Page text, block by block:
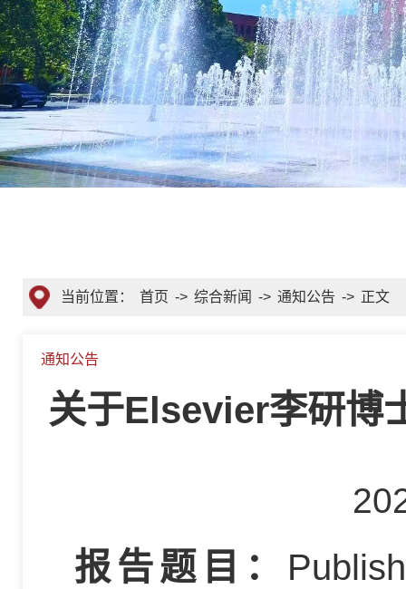
当前位置： 首页 -> 综合新闻 -> 通知公告 -> 正文
通知公告
关于Elsevier李研博
报告题目：